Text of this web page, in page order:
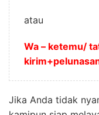
atau
Wa – ketemu/
Jika Anda tidak